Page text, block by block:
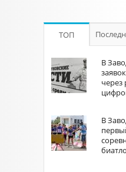
ТОП
В
через
В